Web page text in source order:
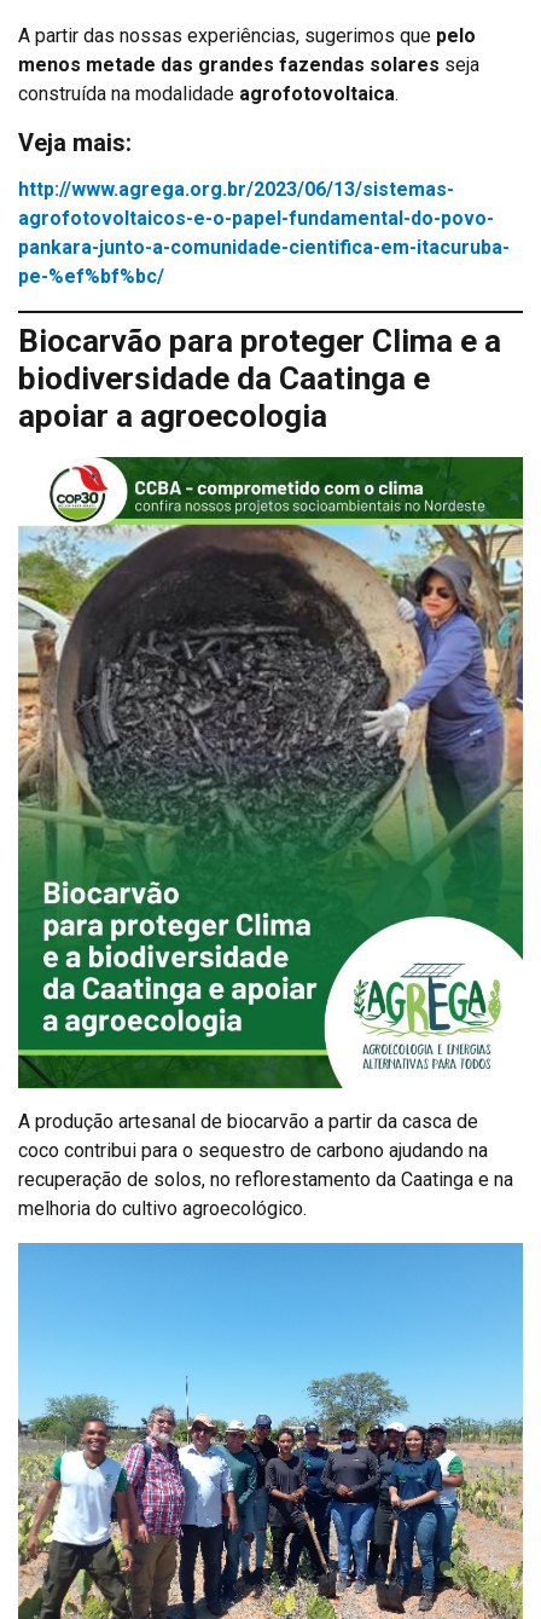
A partir das nossas experiências, sugerimos que pelo
menos metade das grandes fazendas solares seja
construída na modalidade agrofotovoltaica.
Veja mais:
http://www.agrega.org.br/2023/06/13/sistemas-
agrofotovoltaicos-e-o-papel-fundamental-do-povo-
pankara-junto-a-comunidade-cientifica-em-itacuruba-
pe-%ef%bf%bc/
Biocarvão para proteger Clima e a
biodiversidade da Caatinga e
apoiar a agroecologia
A produção artesanal de biocarvão a partir da casca de
coco contribui para o sequestro de carbono ajudando na
recuperação de solos, no reflorestamento da Caatinga e na
melhoria do cultivo agroecológico.